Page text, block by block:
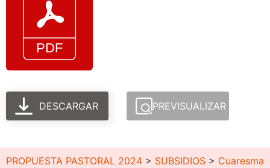
DESCARGAR PREVISUALIZAR
PROPUESTA PASTORAL 2024 > SUBSIDIOS > Cuaresma